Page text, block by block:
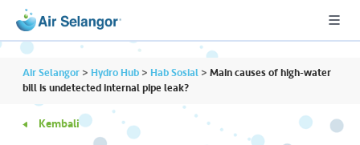
Air Selangor > Hydro Hub > Hab Sosial >Main causes of high-water
bill is undetected internal pipe leak?
Kembali
A